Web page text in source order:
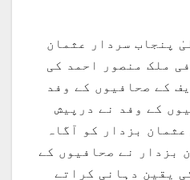
پنجاب سردار عثمان
ملک منصور احمد کی
کے صحافیوں کے وفد
کے وفد نے درپیش
بزدار کو آگاہ
بزدار نے صحافیوں کے
یقین دہانی کراتے